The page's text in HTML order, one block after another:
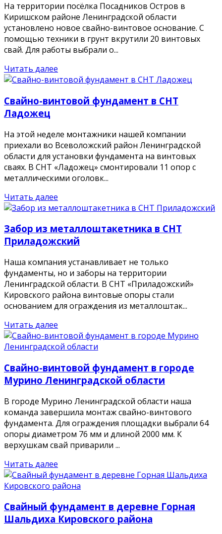
На территории посёлка Посадников Остров в
Киришском районе Ленинградской области
установлено новое свайно-винтовое основание. С
помощью техники в грунт вкрутили 20 винтовых
свай. Для работы выбрали о...
Читать далее
Свайно-винтовой фундамент в СНТ
Ладожец
На этой неделе монтажники нашей компании
приехали во Всеволожский район Ленинградской
области для установки фундамента на винтовых
сваях. В СНТ «Ладожец» смонтировали 11 опор с
металлическими оголовк...
Читать далее
Забор из металлоштакетника в СНТ
Приладожский
Наша компания устанавливает не только
фундаменты, но и заборы на территории
Ленинградской области. В СНТ «Приладожский»
Кировского района винтовые опоры стали
основанием для ограждения из металлоштак...
Читать далее
Свайно-винтовой фундамент в городе
Мурино Ленинградской области
В городе Мурино Ленинградской области наша
команда завершила монтаж свайно-винтового
фундамента. Для ограждения площадки выбрали 64
опоры диаметром 76 мм и длиной 2000 мм. К
верхушкам свай приварили ...
Читать далее
Свайный фундамент в деревне Горная
Шальдиха Кировского района